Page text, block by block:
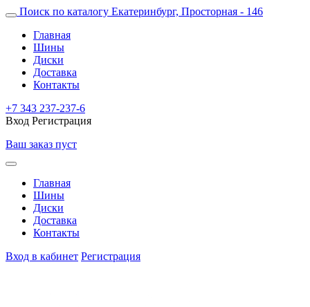
Поиск по каталогу Екатеринбург, Просторная - 146
Главная
Шины
Диски
Доставка
Контакты
+7 343 237-237-6
Вход Регистрация
Ваш заказ пуст
Главная
Шины
Диски
Доставка
Контакты
Вход в кабинет Регистрация